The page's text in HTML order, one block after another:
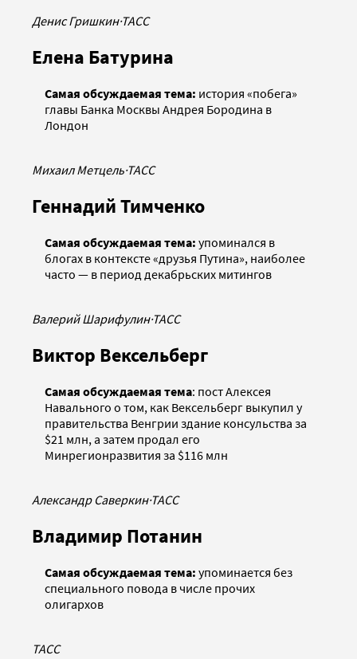
Денис Гришкин·ТАСС
Елена Батурина
Самая обсуждаемая тема: история «побега»
главы Банка Москвы Андрея Бородина в
Лондон
Михаил Метцель·ТАСС
Геннадий Тимченко
Самая обсуждаемая тема: упоминался в
блогах в контексте «друзья Путина», наиболее
часто — в период декабрьских митингов
Валерий Шарифулин·ТАСС
Виктор Вексельберг
Самая обсуждаемая тема: пост Алексея
Навального о том, как Вексельберг выкупил у
правительства Венгрии здание консульства за
$21 млн, а затем продал его
Минрегионразвития за $116 млн
Александр Саверкин·ТАСС
Владимир Потанин
Самая обсуждаемая тема: упоминается без
специального повода в числе прочих
олигархов
ТАСС